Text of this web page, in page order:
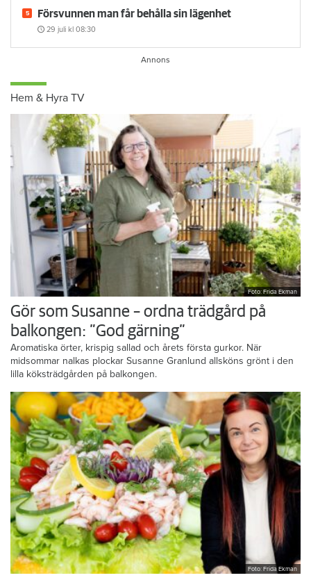
Försvunnen man får behålla sin lägenhet
29 juli kl 08:30
Hem & Hyra TV
Foto: Frida Ekman
Gör som Susanne – ordna trädgård på
balkongen: ”God gärning”
Aromatiska örter, krispig sallad och årets första gurkor. När
midsommar nalkas plockar Susanne Granlund allsköns grönt i den
lilla köksträdgården på balkongen.
Foto: Frida Ekman